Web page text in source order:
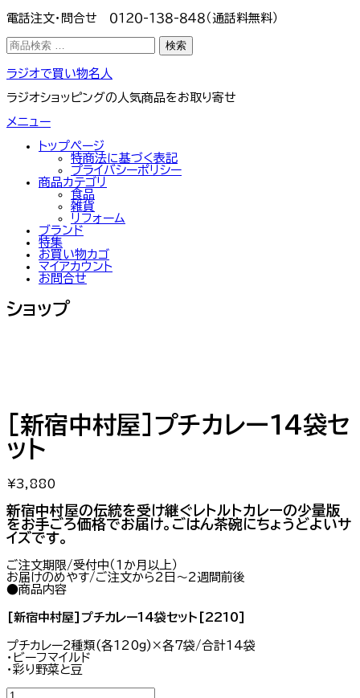
電話注文・問合せ ０１２０-１３８-８４８（通話料無料）
検
索
象:
検索
コ
テ
ツ
ラジオで買い物名人
ラジオショッピングの人気商品をお取り寄せ
メニュー
トップぺージ
特商法に基づく表記
プライバシーポリシー
商品カテゴリ
食品
雑貨
リフォーム
ブランド
特集
お買い物カゴ
マイアカウント
お問合せ
ショップ
[新宿中村屋]プチカレー14袋セ
ット
¥3,880
新宿中村屋の伝統を受け継ぐレトルトカレーの少量版
をお手ごろ価格でお届け。ごはん茶碗にちょうどよいサ
イズです。
ご注文期限/受付中（1か月以上）
お届けのめやす/ご注文から2日～2週間前後
●商品内容
[新宿中村屋]プチカレー14袋セット[2210]
プチカレー2種類(各120g)×各7袋/合計14袋
・ビーフマイルド
・彩り野菜と豆
[新